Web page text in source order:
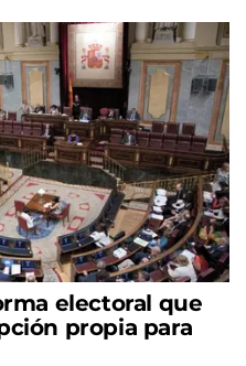
electoral que
propia para